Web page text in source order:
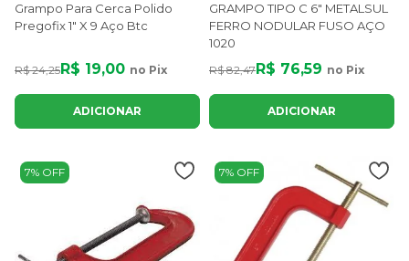
Grampo Para Cerca Polido
Pregofix 1" X 9 Aço Btc
R$ 24,25R$ 19,00 no Pix
ADICIONAR
GRAMPO TIPO C 6" METALSUL
FERRO NODULAR FUSO AÇO
1020
R$ 82,47R$ 76,59 no Pix
ADICIONAR
7% OFF 7% OFF